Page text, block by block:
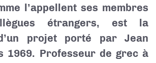
l’appellent ses membres
étrangers, est la
projet porté par Jean
1969. Professeur de grec à